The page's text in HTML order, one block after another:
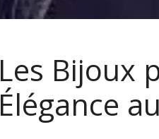
Les Bijoux
Élégance